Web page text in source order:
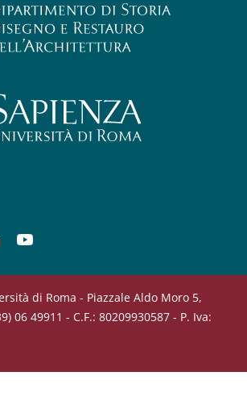
Linkedin
di Roma - Piazzale Aldo Moro 5,
06 49911 - C.F.: 80209930587 - P. Iva: